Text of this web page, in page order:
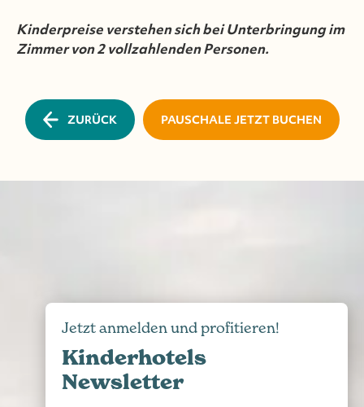
Kinderpreise verstehen sich bei Unterbringung im
Zimmer von 2 vollzahlenden Personen.
ZURÜCK PAUSCHALE JETZT BUCHEN
Jetzt anmelden und profitieren!
Kinderhotels
Newsletter